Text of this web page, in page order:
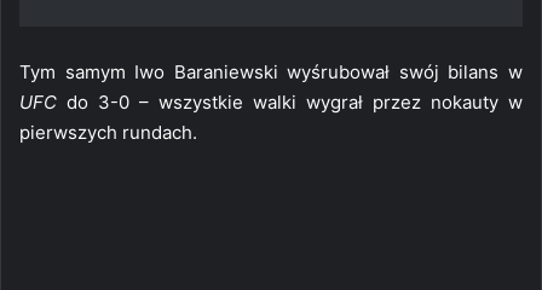
Tym samym Iwo Baraniewski wyśrubował swój bilans w
UFC do 3-0 – wszystkie walki wygrał przez nokauty w
pierwszych rundach.